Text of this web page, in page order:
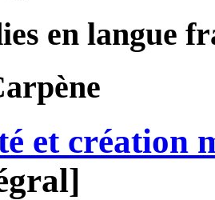
en langue
et création